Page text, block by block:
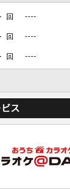
回 ----
回 ----
回 ----
ス